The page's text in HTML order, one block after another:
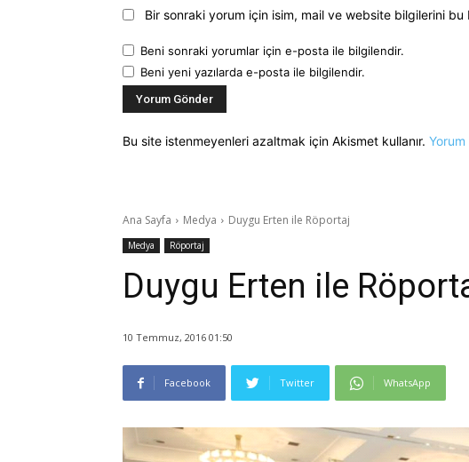
Bir sonraki yorum için isim, mail ve website bilgilerini
Beni sonraki yorumlar için e-posta ile bilgilendir.
Beni yeni yazılarda e-posta ile bilgilendir.
Bu site istenmeyenleri azaltmak için Akismet kullanır.